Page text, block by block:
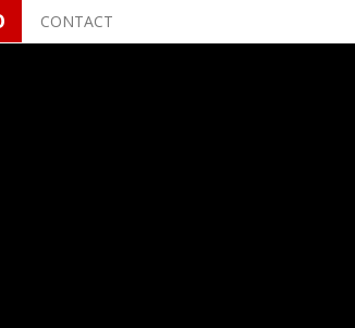
CONTACT